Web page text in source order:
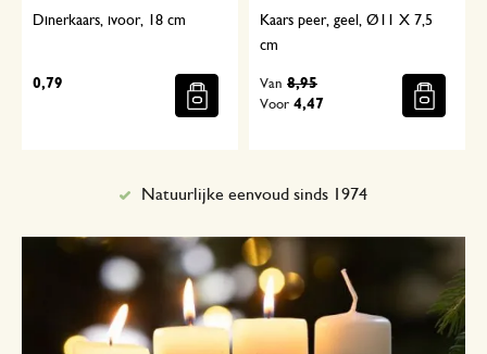
Dinerkaars, ivoor, 18 cm
0,79
Kaars peer, geel, Ø11 X 7,5
cm
Voor 4,47
Van 8,95
Natuurlijke eenvoud sinds 1974